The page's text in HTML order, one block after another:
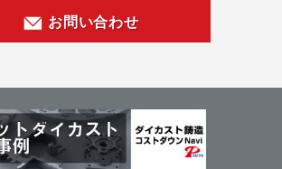
お問い合わせ